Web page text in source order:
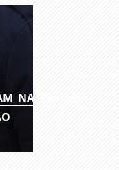
NA REVISÃO